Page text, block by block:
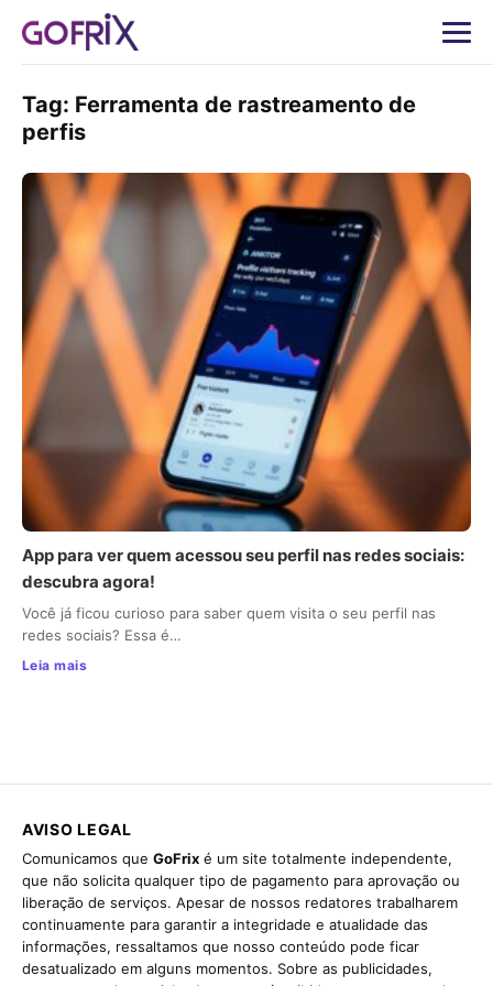
Tag: Ferramenta de rastreamento de
perfis
App para ver quem acessou seu perfil nas redes sociais:
descubra agora!
Você já ficou curioso para saber quem visita o seu perfil nas
redes sociais? Essa é…
Leia mais
AVISO LEGAL
Comunicamos que GoFrix é um site totalmente independente,
que não solicita qualquer tipo de pagamento para aprovação ou
liberação de serviços. Apesar de nossos redatores trabalharem
continuamente para garantir a integridade e atualidade das
informações, ressaltamos que nosso conteúdo pode ficar
desatualizado em alguns momentos. Sobre as publicidades,